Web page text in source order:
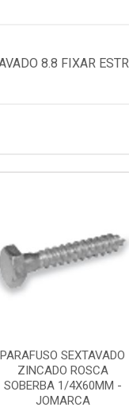
8.8 FIXAR
PARAFUSO SEXTAVADO
ZINCADO ROSCA
SOBERBA 1/4X60MM -
JOMARCA